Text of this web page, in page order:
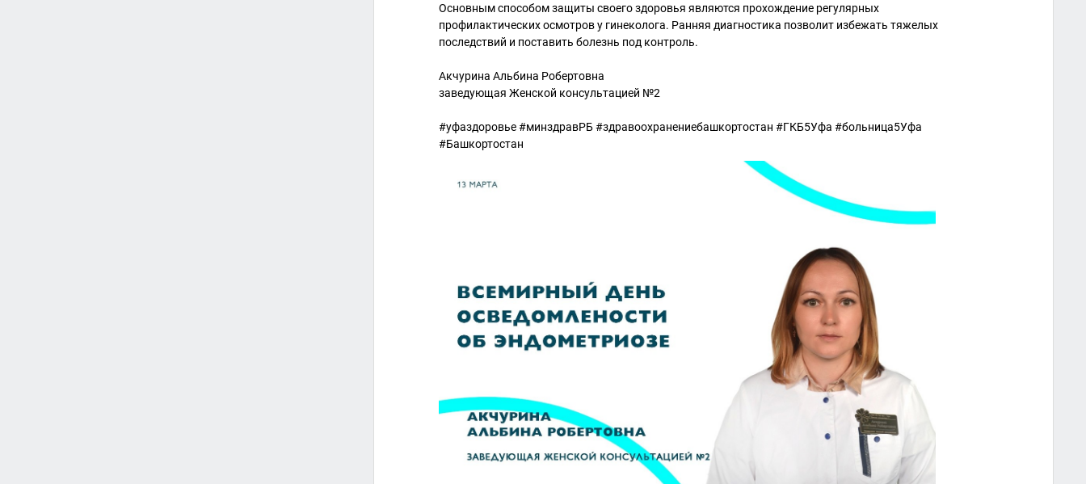
Основным способом защиты своего здоровья являются прохождение регулярных
профилактических осмотров у гинеколога. Ранняя диагностика позволит избежать тяжелых
последствий и поставить болезнь под контроль.
Акчурина Альбина Робертовна
заведующая Женской консультацией №2
#уфаздоровье #минздравРБ #здравоохранениебашкортостан #ГКБ5Уфа #больница5Уфа
#Башкортостан